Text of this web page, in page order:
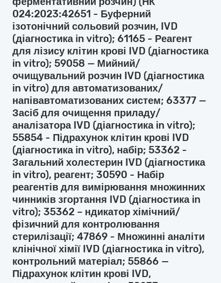
024:2023:42651 - Буферний
ізотонічний сольовий розчин, IVD
(діагностика in vitro); 61165 - Реагент
для лізису клітин крові IVD (діагностика
in vitro); 59058 — Мийний/
очищувальний розчин IVD (діагностика
in vitro) для автоматизованих/
напівавтоматизованих систем; 63377 —
Засіб для очищення приладу/
аналізатора IVD (діагностика in vitro);
55854 - Підрахунок клітин крові IVD
(діагностика in vitro), набір; 53362 -
Загальний холестерин IVD (діагностика
in vitro), реагент; 30590 - Набір
реагентів для вимірювання множинних
чинників згортання IVD (діагностика in
vitro); 35362 – ндикатор хімічний/
фізичний для контролювання
стерилізації; 47869 - Множинні аналіти
клінічної хімії IVD (діагностика in vitro),
контрольний матеріал; 55866 —
Підрахунок клітин крові IVD,